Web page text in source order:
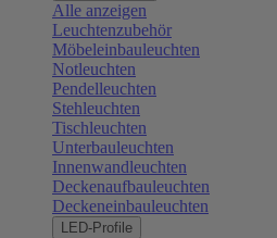
Alle anzeigen
Leuchtenzubehör
Möbeleinbauleuchten
Notleuchten
Pendelleuchten
Stehleuchten
Tischleuchten
Unterbauleuchten
Innenwandleuchten
Deckenaufbauleuchten
Deckeneinbauleuchten
LED-Profile